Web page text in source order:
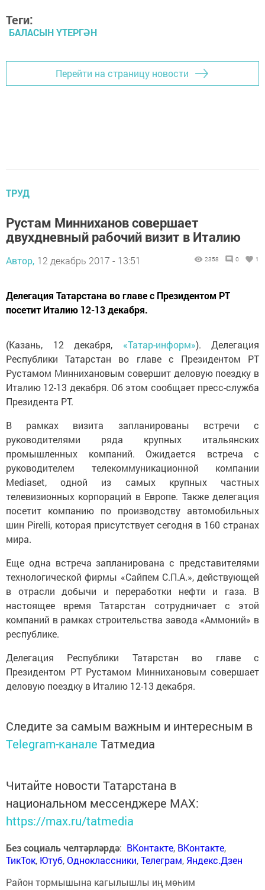
Теги:
БАЛАСЫН ҮТЕРГӘН
Перейти на страницу новости
ТРУД
Рустам Минниханов совершает
двухдневный рабочий визит в Италию
Автор, 12 декабрь 2017 - 13:51 2358 0 1
Делегация Татарстана во главе с Президентом РТ
посетит Италию 12-13 декабря.
(Казань, 12 декабря, «Татар-информ»). Делегация
Республики Татарстан во главе с Президентом РТ
Рустамом Миннихановым совершит деловую поездку в
Италию 12-13 декабря. Об этом сообщает пресс-служба
Президента РТ.
В рамках визита запланированы встречи с
руководителями ряда крупных итальянских
промышленных компаний. Ожидается встреча с
руководителем телекоммуникационной компании
Mediaset, одной из самых крупных частных
телевизионных корпораций в Европе. Также делегация
посетит компанию по производству автомобильных
шин Pirelli, которая присутствует сегодня в 160 странах
мира.
Еще одна встреча запланирована с представителями
технологической фирмы «Сайпем С.П.А.», действующей
в отрасли добычи и переработки нефти и газа. В
настоящее время Татарстан сотрудничает с этой
компаний в рамках строительства завода «Аммоний» в
республике.
Делегация Республики Татарстан во главе с
Президентом РТ Рустамом Миннихановым совершает
деловую поездку в Италию 12-13 декабря.
Следите за самым важным и интересным в
Telegram-канале Татмедиа
Читайте новости Татарстана в
национальном мессенджере MАХ:
https://max.ru/tatmedia
Без социаль челтәрләрдә: ВКонтакте, ВКонтакте,
ТикТок, Ютуб,Одноклассники,Телеграм, Яндекс.Дзен
Район тормышына кагылышлы иң мөһим